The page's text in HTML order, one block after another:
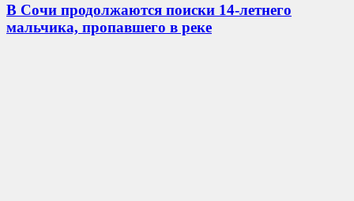
В Сочи продолжаются поиски 14-летнего
мальчика, пропавшего в реке